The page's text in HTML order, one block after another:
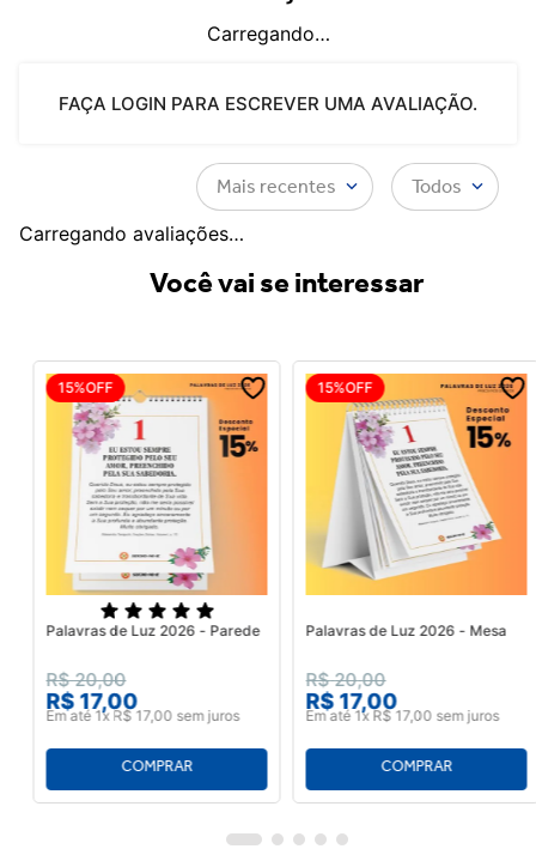
Carregando…
FAÇA LOGIN PARA ESCREVER UMA AVALIAÇÃO.
Mais recentes Todos
Carregando avaliações…
Você vai se interessar
15%OFF
Palavras de Luz 2026 - Parede
R$ 20,00
R$ 17,00
Em até 1x R$ 17, 00 sem juros
15%OFF
Palavras de Luz 2026 - Mesa
R$ 20,00
R$ 17,00
Em até 1x R$ 17, 00 sem juros